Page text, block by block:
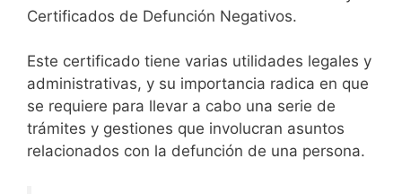
Certificados de Defunción Negativos.
Este certificado tiene varias utilidades legales y
administrativas, y su importancia radica en que
se requiere para llevar a cabo una serie de
trámites y gestiones que involucran asuntos
relacionados con la defunción de una persona.